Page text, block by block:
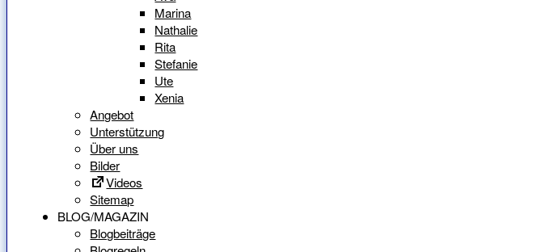
Marina
Nathalie
Rita
Stefanie
Ute
Xenia
Angebot
Unterstützung
Über uns
Bilder
Videos
Sitemap
BLOG/MAGAZIN
Blogbeiträge